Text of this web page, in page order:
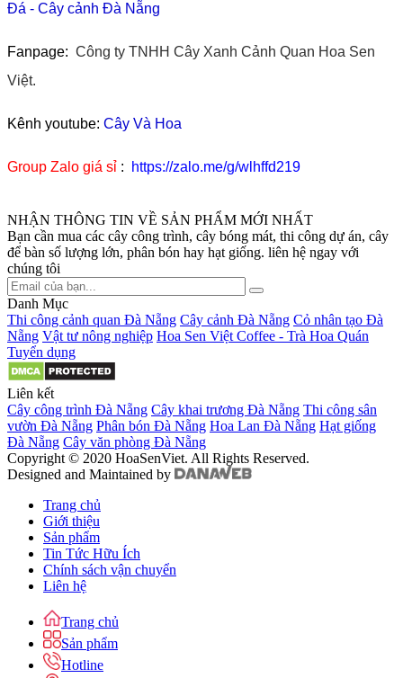
Đá - Cây cảnh Đà Nẵng
Fanpage: Công ty TNHH Cây Xanh Cảnh Quan Hoa Sen
Việt.
Kênh youtube: Cây Và Hoa
Group Zalo giá sỉ : https://zalo.me/g/wlhffd219
NHẬN THÔNG TIN VỀ SẢN PHẨM MỚI NHẤT
Bạn cần mua các cây công trình, cây bóng mát, thi công dự án, cây
để bàn số lượng lớn, phân bón hay hạt giống. liên hệ ngay với
chúng tôi
Danh Mục
Thi công cảnh quan Đà Nẵng Cây cảnh Đà Nẵng Cỏ nhân tạo Đà
Nẵng Vật tư nông nghiệp Hoa Sen Việt Coffee - Trà Hoa Quán
Tuyển dụng
Liên kết
Cây công trình Đà Nẵng Cây khai trương Đà Nẵng Thi công sân
vườn Đà Nẵng Phân bón Đà Nẵng Hoa Lan Đà Nẵng Hạt giống
Đà Nẵng Cây văn phòng Đà Nẵng
Copyright © 2020 HoaSenViet. All Rights Reserved.
Designed and Maintained by
Trang chủ
Giới thiệu
Sản phẩm
Tin Tức Hữu Ích
Chính sách vận chuyển
Liên hệ
Trang chủ
Sản phẩm
Hotline